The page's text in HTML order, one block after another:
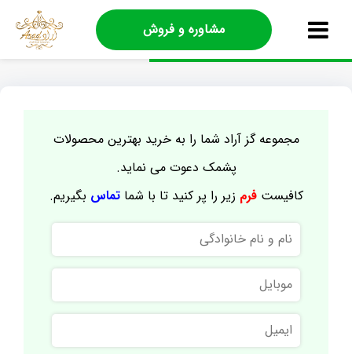
مشاوره و فروش
مجموعه گز آراد شما را به خرید بهترین محصولات
پشمک دعوت می نماید.
کافیستفرم زیر را پر کنید تا با شماتماس بگیریم.
نام
و
نام
خانوادگی
موبایل
ایمیل